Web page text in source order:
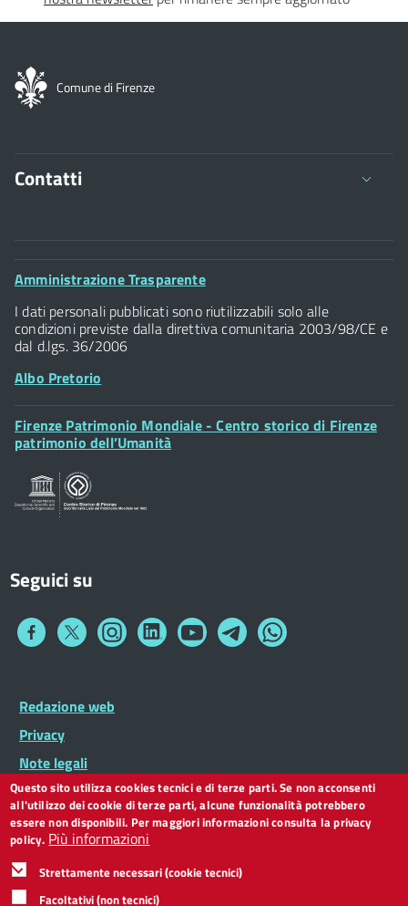
Comune di Firenze
Contatti
Comune di Firenze
Palazzo Vecchio
Piazza della Signoria - 50122, Firenze
P.IVA 01307110484
Posta Elettronica Certificata
Footer
Amministrazione Trasparente
I dati personali pubblicati sono riutilizzabili solo alle
condizioni previste dalla direttiva comunitaria 2003/98/CE e
dal d.lgs. 36/2006
Albo Pretorio
Footer
Widget
Firenze Patrimonio Mondiale - Centro storico di Firenze
patrimonio dell’Umanità
Seguici su
Collegamento
Collegamento
a
Collegamento
a
Collegamento
a
Collegamento
a
Collegamento
a
Collegamento
a
Footer
Widget
Footer
menu
Redazione web
Privacy
Note legali
Dichiarazione di accessibilità
CC BY 3.0 IT
Questo sito utilizza cookies tecnici e di terze parti. Se non acconsenti
all'utilizzo dei cookie di terze parti, alcune funzionalità potrebbero
essere non disponibili. Per maggiori informazioni consulta la privacy
policy. Più informazioni
Strettamente necessari (cookie tecnici)
Facoltativi (non tecnici)